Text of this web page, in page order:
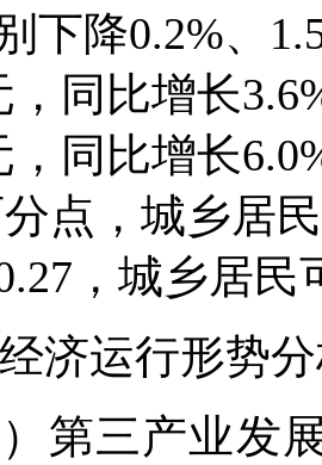
下降0.2%、 1.
，同比增长
，同比增长
点，城乡居
27 ，城乡居民
济运行形势
第三产业发